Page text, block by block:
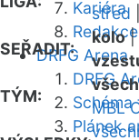
Kariéra
DRFG Arena
DRFG
Schéma
Plánek
střed
SEŘADIT:
kolo|
TÝM:
MBL